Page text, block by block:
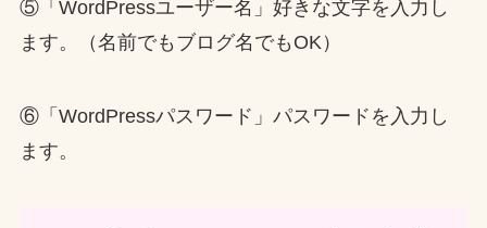
⑤「WordPressユーザー名」好きな文字を入力し
ます。（名前でもブログ名でもOK）
⑥「WordPressパスワード」パスワードを入力し
ます。